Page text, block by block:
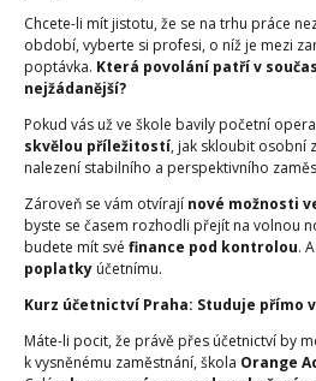
Chcete-li mít jistotu, že se na trhu práce
období, vyberte si profesi, o níž je mezi
poptávka. Která povolání patří v
nejžádanější?
Pokud vás už ve škole bavily početní
skvělou příležitostí, jak skloubit osobní
nalezení stabilního a perspektivního
Zároveň se vám otvírají nové možnosti
byste se časem rozhodli přejít na volnou
budete mít své finance pod kontrolou.
poplatky účetnímu.
Kurz účetnictví Praha: Studuje přímo
Máte-li pocit, že právě přes účetnictví by
k vysněnému zaměstnání, škola Orange